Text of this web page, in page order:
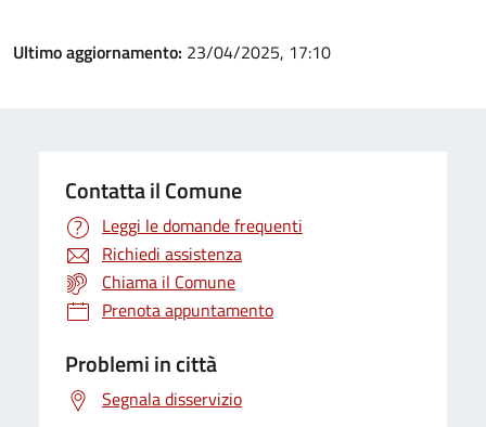
Ultimo aggiornamento: 23/04/2025, 17:10
Contatta il Comune
Leggi le domande frequenti
Richiedi assistenza
Chiama il Comune
Prenota appuntamento
Problemi in città
Segnala disservizio